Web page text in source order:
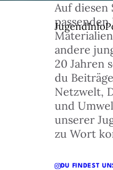
Auf diesen
andere
20 Jahren
du
Netzwelt,
und
unserer
zu Wort
DU FINDEST